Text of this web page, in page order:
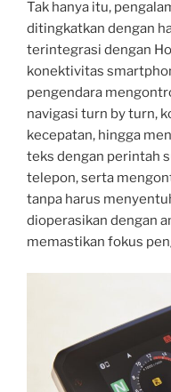
Tak hanya itu,
ditingkatkan dengan
terintegrasi dengan
konektivitas
pengendara
navigasi turn by turn,
kecepatan, hingga
teks dengan perintah
telepon, serta
tanpa harus
dioperasikan dengan
memastikan fokus